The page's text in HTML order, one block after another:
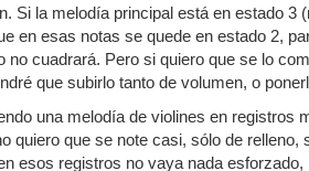
Si la melodía principal está en estado
en esas notas se quede en estado 2,
no cuadrará. Pero si quiero que se lo
que subirlo tanto de volumen, o
una melodía de violines en registros
quiero que se note casi, sólo de
esos registros no vaya nada